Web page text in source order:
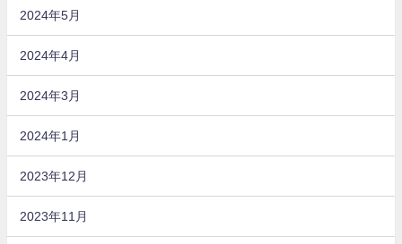
2024年5月
2024年4月
2024年3月
2024年1月
2023年12月
2023年11月